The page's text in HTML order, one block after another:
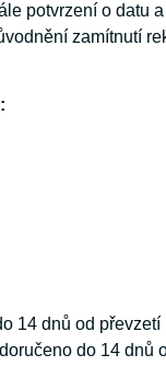
potvrzení o datu
zamítnutí
14 dnů od
do 14